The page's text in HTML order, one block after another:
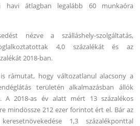
havi átlagban legalább 60 munkaóra
nézve a szálláshely-szolgáltatás,
4,0 százalékát és az
2018-ban.
rámutat, hogy változatlanul alacsony a
területén alkalmazásban állók
A 2018-as év alatt mért 13 százalékos
mindössze 212 ezer forintot ért el. Bár az
1,3 százalékponttal